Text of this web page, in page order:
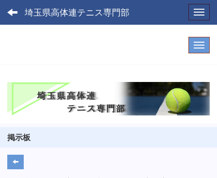
埼玉県高体連テニス専門部
掲示板